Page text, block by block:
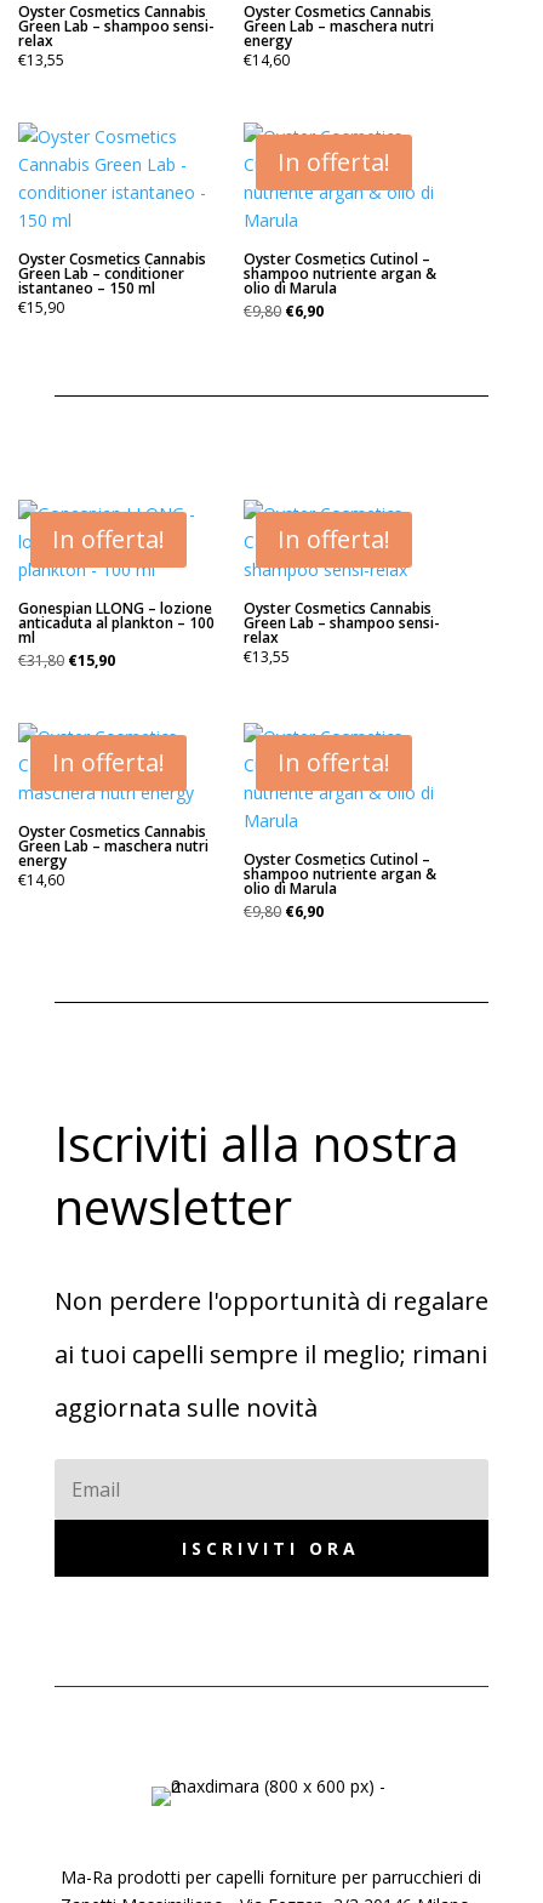
Oyster Cosmetics Cannabis
Green Lab – shampoo sensi-
relax
€13,55
Oyster Cosmetics Cannabis
Green Lab – maschera nutri
energy
€14,60
Oyster Cosmetics Cannabis
Green Lab – conditioner
istantaneo – 150 ml
€15,90
In offerta!
Oyster Cosmetics Cutinol –
shampoo nutriente argan &
olio di Marula
€9,80 Il
€9,80.
€6,90Il
€6,90.
In offerta!
Gonespian LLONG – lozione
anticaduta al plankton – 100
ml
€31,80 Il
era:
€31,80.
€15,90Il
€15,90.
In offerta!
Oyster Cosmetics Cannabis
Green Lab – shampoo sensi-
relax
€13,55
In offerta!
Oyster Cosmetics Cannabis
Green Lab – maschera nutri
energy
€14,60
In offerta!
Oyster Cosmetics Cutinol –
shampoo nutriente argan &
olio di Marula
€9,80 Il
€9,80.
€6,90Il
€6,90.
Iscriviti alla nostra
newsletter
Non perdere l'opportunità di regalare
ai tuoi capelli sempre il meglio; rimani
aggiornata sulle novità
ISCRIVITI ORA
Ma-Ra prodotti per capelli forniture per parrucchieri di